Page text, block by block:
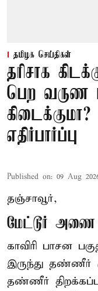
தமிழக செய்திகள்
தரிசாக
பெற வருண
எதிர்பார்ப்பு
Published on: 09 Aug
தஞ்சாவூர்,
மேட்டூர் அணை
காவிரி பாசன
இருந்து தண்ணீர்
தண்ணீர்